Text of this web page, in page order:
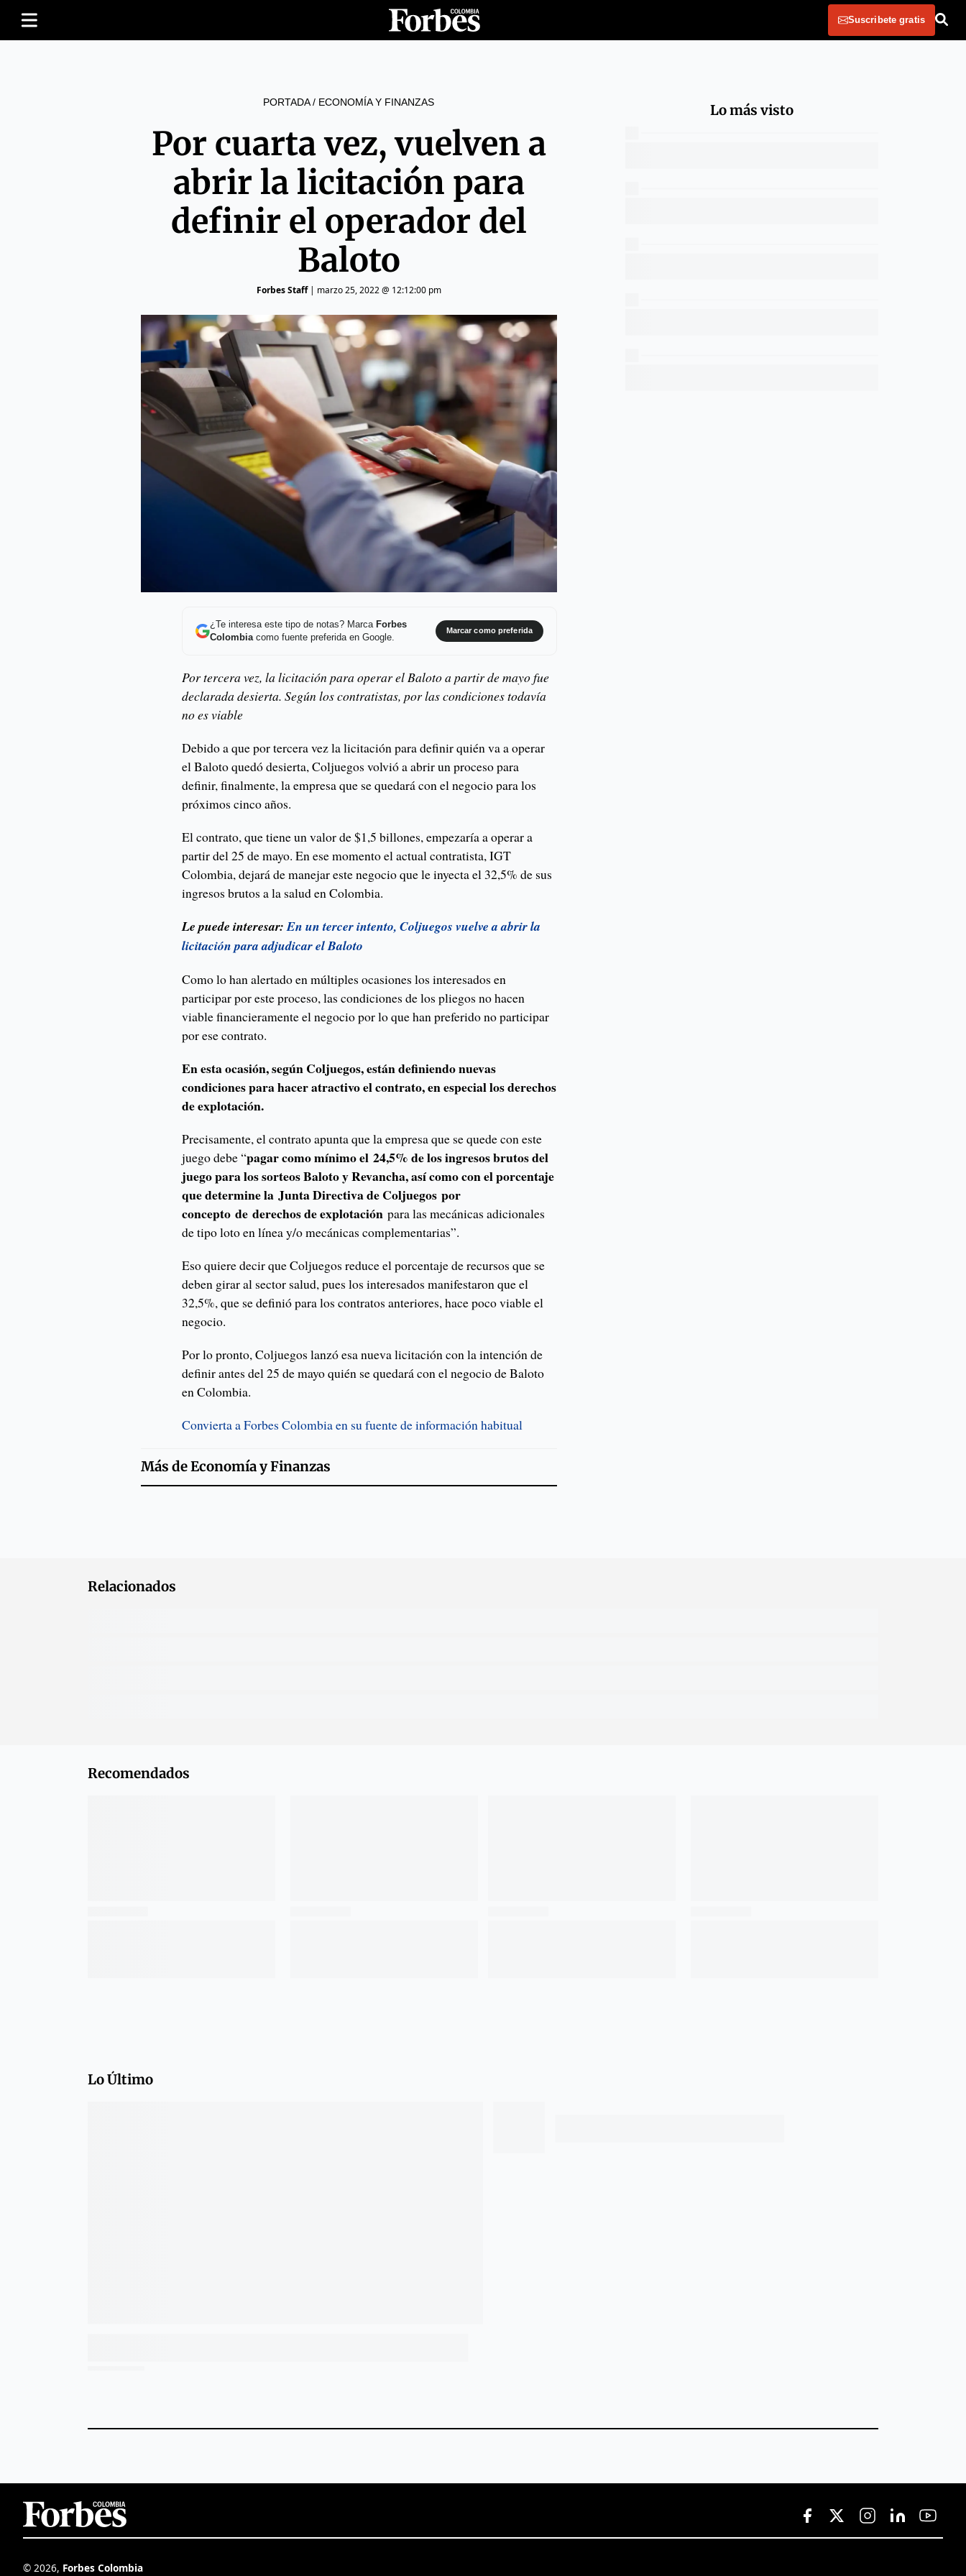
Suscribete gratis
PORTADA/ ECONOMÍA Y FINANZAS
Por cuarta vez, vuelven a
abrir la licitación para
definir el operador del
Baloto
Forbes Staff| marzo 25, 2022 @ 12:12:00 pm
¿Te interesa este tipo de notas? Marca Forbes
Colombiacomo fuente preferida en Google.
Marcar como preferida
Por tercera vez, la licitación para operar el Baloto a partir de mayo fue
declarada desierta. Según los contratistas, por las condiciones todavía
no es viable
Debido a que por tercera vez la licitación para definir quién va a operar
el Baloto quedó desierta, Coljuegos volvió a abrir un proceso para
definir, finalmente, la empresa que se quedará con el negocio para los
próximos cinco años.
El contrato, que tiene un valor de $1,5 billones, empezaría a operar a
partir del 25 de mayo. En ese momento el actual contratista, IGT
Colombia, dejará de manejar este negocio que le inyecta el 32,5% de sus
ingresos brutos a la salud en Colombia.
Le puede interesar:En un tercer intento, Coljuegos vuelve a abrir la
licitación para adjudicar el Baloto
Como lo han alertado en múltiples ocasiones los interesados en
participar por este proceso, las condiciones de los pliegos no hacen
viable financieramente el negocio por lo que han preferido no participar
por ese contrato.
En esta ocasión, según Coljuegos, están definiendo nuevas
condiciones para hacer atractivo el contrato, en especial los derechos
de explotación.
Precisamente, el contrato apunta que la empresa que se quede con este
juego debe “pagar como mínimo el 24,5% de los ingresos brutos del
juego para los sorteos Baloto y Revancha, así como con el porcentaje
que determine la Junta Directiva de Coljuegos por
concepto de derechos de explotaciónpara las mecánicas adicionales
de tipo loto en línea y/o mecánicas complementarias”.
Eso quiere decir que Coljuegos reduce el porcentaje de recursos que se
deben girar al sector salud, pues los interesados manifestaron que el
32,5%, que se definió para los contratos anteriores, hace poco viable el
negocio.
Por lo pronto, Coljuegos lanzó esa nueva licitación con la intención de
definir antes del 25 de mayo quién se quedará con el negocio de Baloto
en Colombia.
Convierta a Forbes Colombia en su fuente de información habitual
Más deEconomía y Finanzas
Lo más visto
Relacionados
Recomendados
Lo Último
© 2026, Forbes Colombia